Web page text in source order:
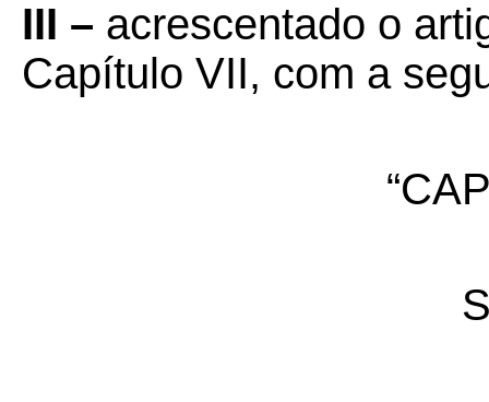
III – acrescentado o
Capítulo VII, com a